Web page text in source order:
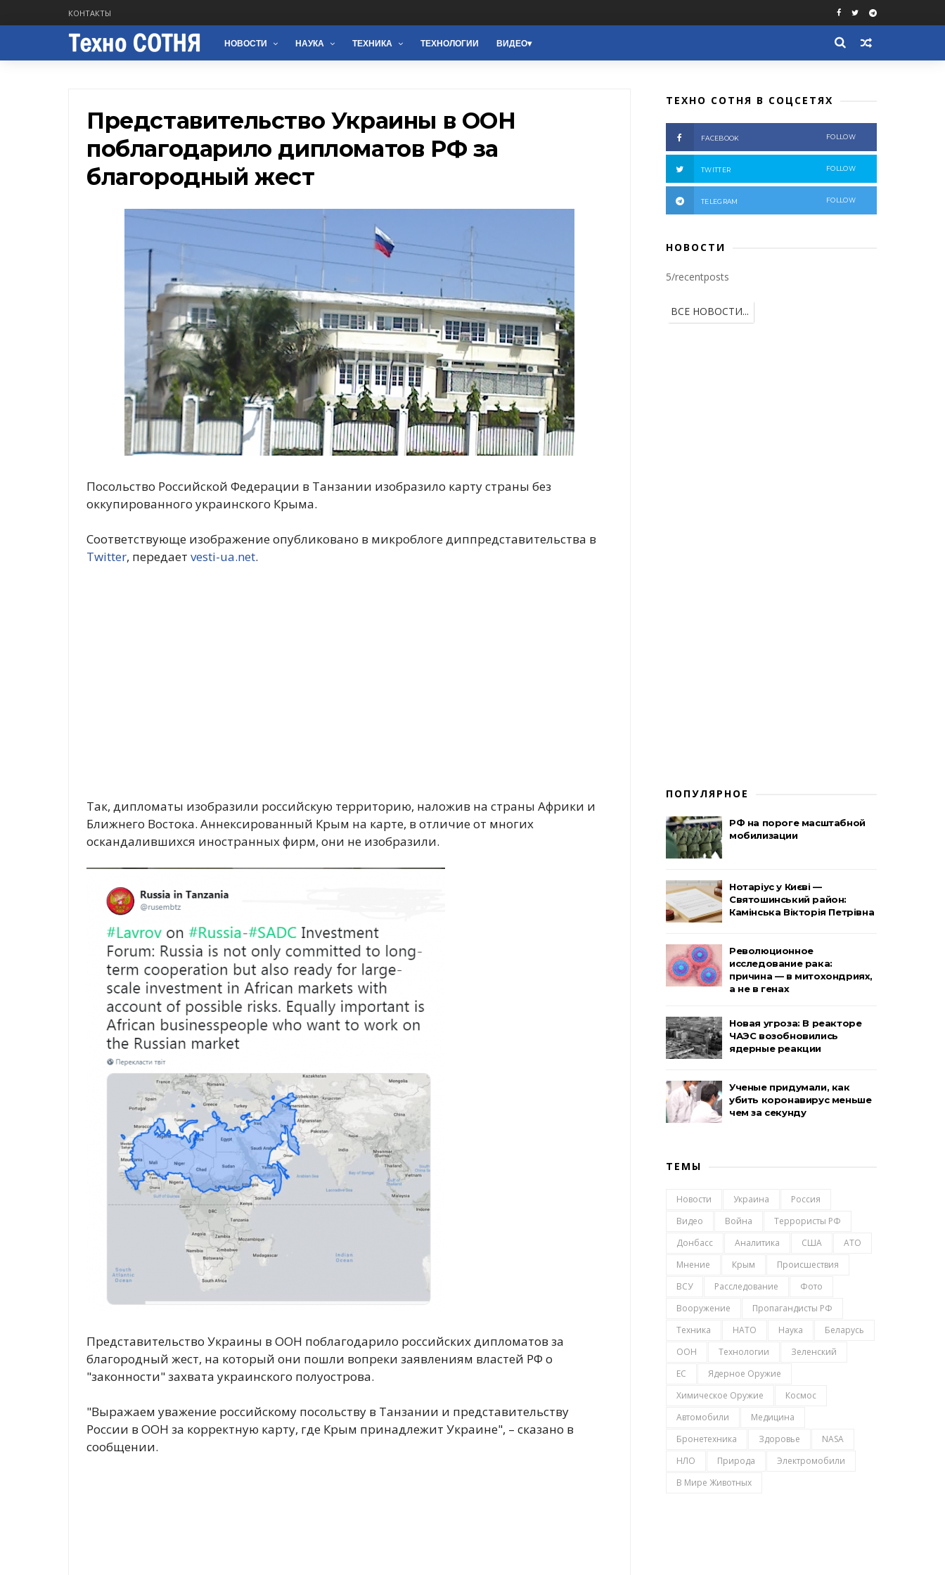
КОНТАКТЫ
НОВОСТИ НАУКА ТЕХНИКА ТЕХНОЛОГИИ ВИДЕО
Представительство Украины в ООН
поблагодарило дипломатов РФ за
благородный жест
Посольство Российской Федерации в Танзании изобразило карту страны без
оккупированного украинского Крыма.
Соответствующе изображение опубликовано в микроблоге диппредставительства в
Twitter, передает vesti-ua.net.
Так, дипломаты изобразили российскую территорию, наложив на страны Африки и
Ближнего Востока. Аннексированный Крым на карте, в отличие от многих
оскандалившихся иностранных фирм, они не изобразили.
Представительство Украины в ООН поблагодарило российских дипломатов за
благородный жест, на который они пошли вопреки заявлениям властей РФ о
"законности" захвата украинского полуострова.
"Выражаем уважение российскому посольству в Танзании и представительству
России в ООН за корректную карту, где Крым принадлежит Украине", – сказано в
сообщении.
ТЕХНО СОТНЯ В СОЦСЕТЯХ
FACEBOOK FOLLOW
TWITTER FOLLOW
TELEGRAM FOLLOW
НОВОСТИ
5/recentposts
ВСЕ НОВОСТИ...
ПОПУЛЯРНОЕ
РФ на пороге масштабной
мобилизации
Нотаріус у Києві —
Святошинський район:
Камінська Вікторія Петрівна
Революционное
исследование рака:
причина — в митохондриях,
а не в генах
Новая угроза: В реакторе
ЧАЭС возобновились
ядерные реакции
Ученые придумали, как
убить коронавирус меньше
чем за секунду
ТЕМЫ
Новости Украина
Россия
Видео
Война
Террористы РФ
Донбасс
Аналитика США
АТО
Мнение
Крым
Происшествия
ВСУ
Расследование
Фото
Вооружение
Пропагандисты РФ
Техника
НАТО Наука
Беларусь
ООН
Технологии
Зеленский
ЕС
Ядерное Оружие
Химическое Оружие
Космос
Автомобили
Медицина
Бронетехника
Здоровье
NASA
НЛО
Природа
Электромобили
В Мире Животных